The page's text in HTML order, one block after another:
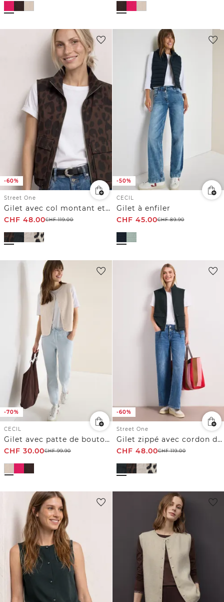
-60%
Street One
Gilet avec col montant et motif léopard
CHF 48.00CHF119.00
-50%
CECIL
Gilet à enfiler
CHF 45.00CHF89.90
-70%
CECIL
Gilet avec patte de boutonnage
CHF 30.00CHF99.90
-60%
Street One
Gilet zippé avec cordon de serrage
CHF 48.00CHF119.00